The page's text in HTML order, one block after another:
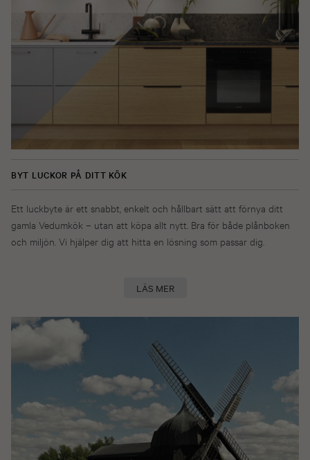
BYT LUCKOR PÅ DITT KÖK
Ett luckbyte är ett snabbt, enkelt och hållbart sätt att förnya ditt
gamla Vedumkök – utan att köpa allt nytt. Bra för både plånboken
och miljön. Vi hjälper dig att hitta en lösning som passar dig.
LÄS MER